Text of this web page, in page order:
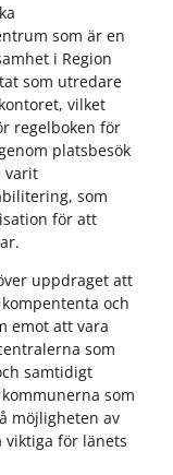
som är en
i Region
som utredare
vilket
regelboken för
platsbesök
varit
som
för att
uppdraget att
och
emot att vara
som
samtidigt
som
möjligheten av
viktiga för länets